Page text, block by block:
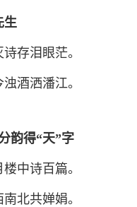
生
存泪眼茫。
酒洒潘江。
韵得“天”字
中诗百篇。
北共婵娟。